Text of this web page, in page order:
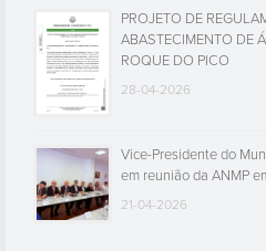
PROJETO DE
ABASTECIMENTO DE
ROQUE DO PICO
28-04-2026
Vice-Presidente do
em reunião da ANMP
21-04-2026